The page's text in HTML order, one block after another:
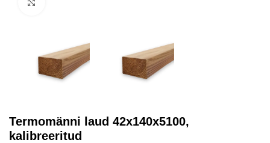
Termomänni laud 42x140x5100,
kalibreeritud